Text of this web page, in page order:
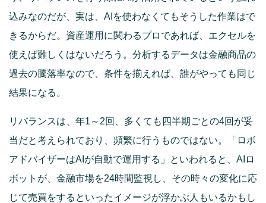
込みなのだが、実は、AIを使わなくてもそうした作業はで
きるからだ。資産運用に関わるプロであれば、エクセルを
使えば難しくはないだろう。分析するデータは金融商品の
過去の騰落率なので、条件を揃えれば、誰がやっても同じ
結果になる。
リバランスは、年1～2回、多くても四半期ごとの4回が妥
当だと考えられており、頻繁に行うものではない。「ロボ
アドバイザーはAIが自動で運用する」といわれると、AIロ
ボットが、金融市場を24時間監視し、その時々の変化に応
じて売買をするといったイメージが浮かぶ人もいるかもし